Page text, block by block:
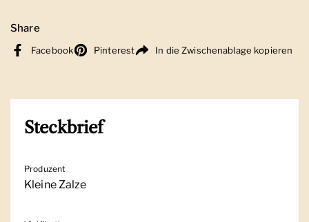
Share
Facebook Pinterest In die Zwischenablage kopieren
Steckbrief
Produzent
Kleine Zalze